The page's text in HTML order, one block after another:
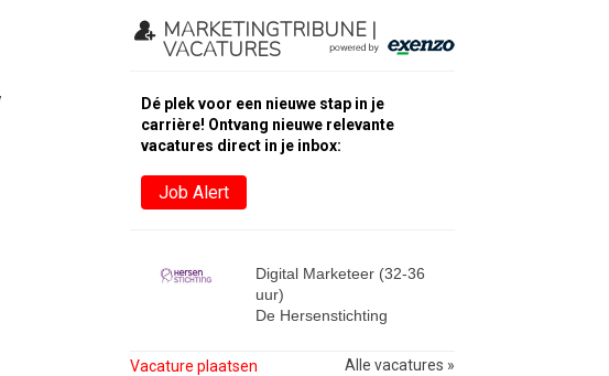
MARKETINGTRIBUNE |
VACATURES
Dé plek voor een nieuwe stap in je
carrière! Ontvang nieuwe relevante
vacatures direct in je inbox:
Job Alert
Digital Marketeer (32-36
uur)
De Hersenstichting
Vacature plaatsen Alle vacatures »